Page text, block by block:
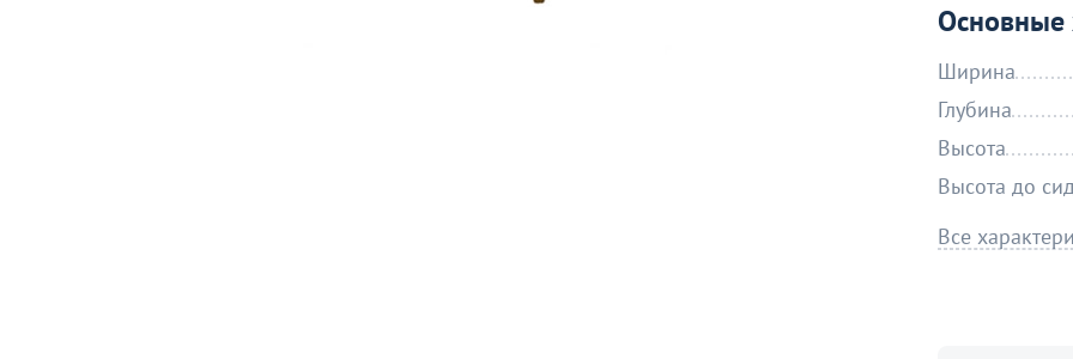
Основные
Ширина
Глубина
Высота
Высота до
Все